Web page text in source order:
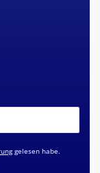
gelesen habe.